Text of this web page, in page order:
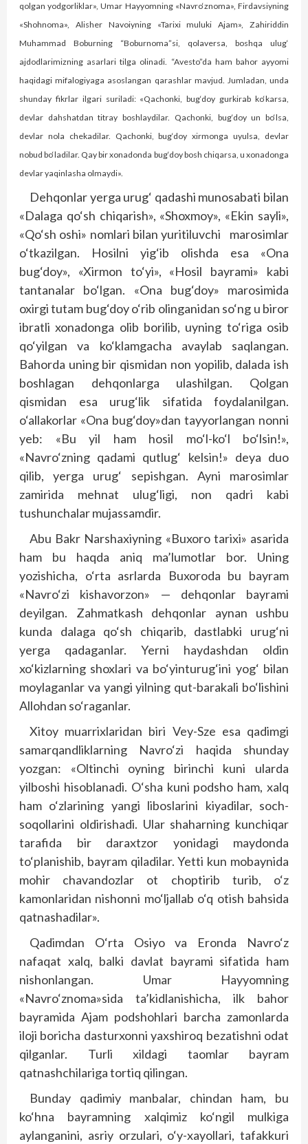
qolgan yodgorliklar», Umar Hayyomning «Navro‘znoma», Firdavsiyning
«Shohnoma», Alisher Navoiyning «Tarixi muluki Ajam», Zahiriddin
Muhammad Boburning “Boburnoma”si, qolaversa, boshqa ulug‘
ajdodlarimizning asarlari tilga olinadi. “Avesto”da ham bahor ayyomi
haqidagi mifalogiyaga asoslangan qarashlar mavjud. Jumladan, unda
shunday fikrlar ilgari suriladi: «Qachonki, bug‘doy gurkirab ko‘karsa,
devlar dahshatdan titray boshlaydilar. Qachonki, bug‘doy un bo‘lsa,
devlar nola chekadilar. Qachonki, bug‘doy xirmonga uyulsa, devlar
nobud bo‘ladilar. Qay bir xonadonda bug‘doy bosh chiqarsa, u xonadonga
devlar yaqinlasha olmaydi».
Dehqonlar yerga urug‘ qadashi munosabati bilan
«Dalaga qo‘sh chiqarish», «Shoxmoy», «Ekin sayli»,
«Qo‘sh oshi» nomlari bilan yuritiluvchi marosimlar
o‘tkazilgan. Hosilni yig‘ib olishda esa «Ona
bug‘doy», «Xirmon to‘yi», «Hosil bayrami» kabi
tantanalar bo‘lgan. «Ona bug‘doy» marosimida
oxirgi tutam bug‘doy o‘rib olinganidan so‘ng u biror
ibratli xonadonga olib borilib, uyning to‘riga osib
qo‘yilgan va ko‘klamgacha avaylab saqlangan.
Bahorda uning bir qismidan non yopilib, dalada ish
boshlagan dehqonlarga ulashilgan. Qolgan
qismidan esa urug‘lik sifatida foydalanilgan.
o‘allakorlar «Ona bug‘doy»dan tayyorlangan nonni
yeb: «Bu yil ham hosil mo‘l-ko‘l bo‘lsin!»,
«Navro‘zning qadami qutlug‘ kelsin!» deya duo
qilib, yerga urug‘ sepishgan. Ayni marosimlar
zamirida mehnat ulug‘ligi, non qadri kabi
tushunchalar mujassamdir.
Abu Bakr Narshaxiyning «Buxoro tarixi» asarida
ham bu haqda aniq ma’lumotlar bor. Uning
yozishicha, o‘rta asrlarda Buxoroda bu bayram
«Navro‘zi kishavorzon» — dehqonlar bayrami
deyilgan. Zahmatkash dehqonlar aynan ushbu
kunda dalaga qo‘sh chiqarib, dastlabki urug‘ni
yerga qadaganlar. Yerni haydashdan oldin
xo‘kizlarning shoxlari va bo‘yinturug‘ini yog‘ bilan
moylaganlar va yangi yilning qut-barakali bo‘lishini
Allohdan so‘raganlar.
Xitoy muarrixlaridan biri Vey-Sze esa qadimgi
samarqandliklarning Navro‘zi haqida shunday
yozgan: «Oltinchi oyning birinchi kuni ularda
yilboshi hisoblanadi. O‘sha kuni podsho ham, xalq
ham o‘zlarining yangi liboslarini kiyadilar, soch-
soqollarini oldirishadi. Ular shaharning kunchiqar
tarafida bir daraxtzor yonidagi maydonda
to‘planishib, bayram qiladilar. Yetti kun mobaynida
mohir chavandozlar ot choptirib turib, o‘z
kamonlaridan nishonni mo‘ljallab o‘q otish bahsida
qatnashadilar».
Qadimdan O‘rta Osiyo va Eronda Navro‘z
nafaqat xalq, balki davlat bayrami sifatida ham
nishonlangan. Umar Hayyomning
«Navro‘znoma»sida ta’kidlanishicha, ilk bahor
bayramida Ajam podshohlari barcha zamonlarda
iloji boricha dasturxonni yaxshiroq bezatishni odat
qilganlar. Turli xildagi taomlar bayram
qatnashchilariga tortiq qilingan.
Bunday qadimiy manbalar, chindan ham, bu
ko‘hna bayramning xalqimiz ko‘ngil mulkiga
aylanganini, asriy orzulari, o‘y-xayollari, tafakkuri